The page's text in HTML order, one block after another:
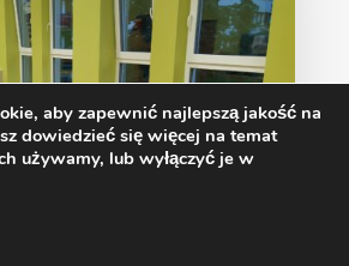
aby zapewnić najlepszą jakość na
dowiedzieć się więcej na temat
używamy, lub wyłączyć je w